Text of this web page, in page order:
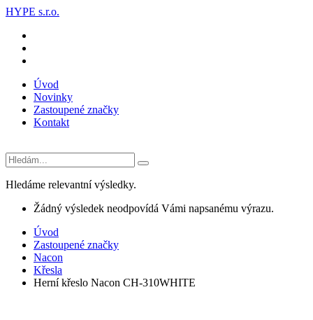
HYPE s.r.o.
Úvod
Novinky
Zastoupené značky
Kontakt
Hledáme relevantní výsledky.
Žádný výsledek neodpovídá Vámi napsanému výrazu.
Úvod
Zastoupené značky
Nacon
Křesla
Herní křeslo Nacon CH-310WHITE